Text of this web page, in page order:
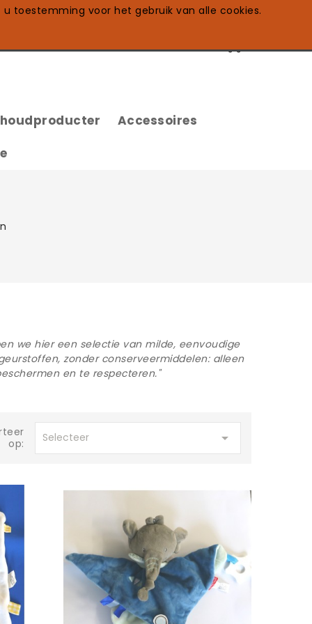
toestemming voor het gebruik van alle cookies.
Accessoires
we hier een selectie van milde, eenvoudige
zonder conserveermiddelen: alleen
en te respecteren."
op:
Selecteer 